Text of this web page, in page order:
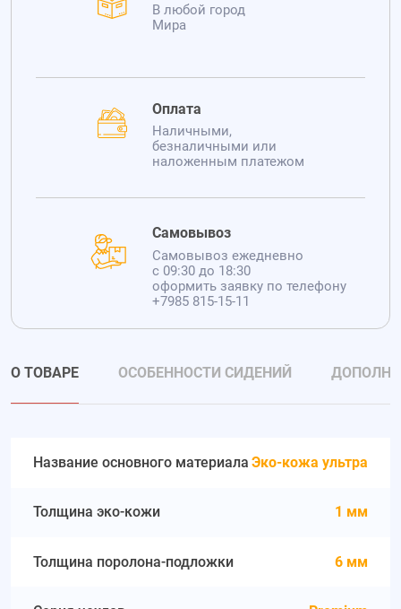
В любой город
Мира
Оплата
Наличными,
безналичными или
наложенным платежом
Самовывоз
Самовывоз ежедневно
с 09:30 до 18:30
оформить заявку по телефону
+7985 815-15-11
О ТОВАРЕ ОСОБЕННОСТИ СИДЕНИЙ
Название основного материала Эко-кожа ультра
Толщина эко-кожи 1 мм
Толщина поролона-подложки 6 мм